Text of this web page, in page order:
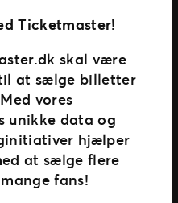
Ticketmaster!
skal være
at sælge billetter
vores
unikke data og
hjælper
at sælge flere
fans!